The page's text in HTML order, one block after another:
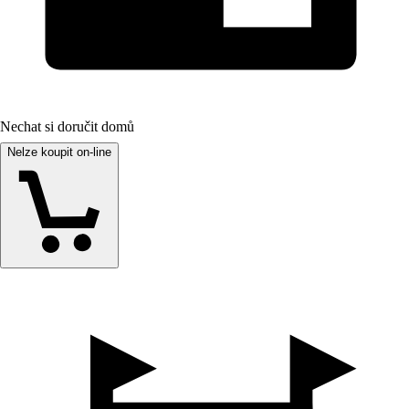
Nechat si doručit domů
Nelze koupit on-line